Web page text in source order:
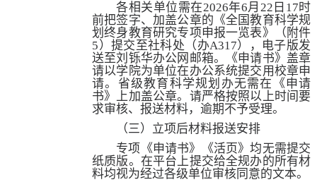
各相关单位需在2026年6月 22 日 17时
前把签字、加盖公章的《全国教育科学规
划终身教育研究专项申报一览表》（附件
5）提交至社科处（办A317），电子版发
送至刘铄华办公网邮箱。《申请书》盖章
请以学院为单位在办公系统提交用校章申
请。省级教育科学规划办无需在《申请
书》上加盖公章。请严格按照以上时间要
求审核、报送材料，逾期不予受理。
（三）立项后材料报送安排
专项《申请书》《活页》均无需提交
纸质版。在平台上提交给全规办的所有材
料均视为经过各级单位审核同意的文本。